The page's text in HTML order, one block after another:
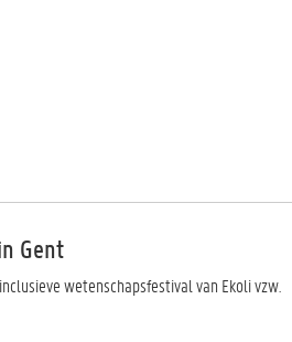
Gent
wetenschapsfestival van Ekoli vzw.